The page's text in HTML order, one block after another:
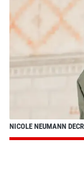
NICOLE NEUMANN